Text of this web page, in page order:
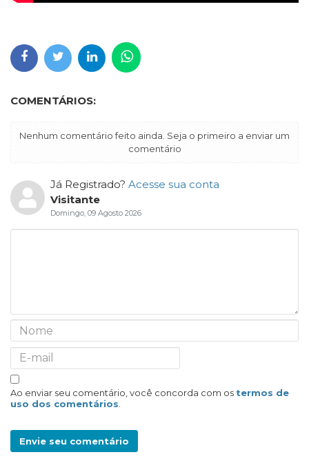
COMENTÁRIOS:
Nenhum comentário feito ainda. Seja o primeiro a enviar um
comentário
Já Registrado? Acesse sua conta
Visitante
Domingo, 09 Agosto 2026
Ao enviar seu comentário, você concorda com os termos de
uso dos comentários
Envie seu comentário